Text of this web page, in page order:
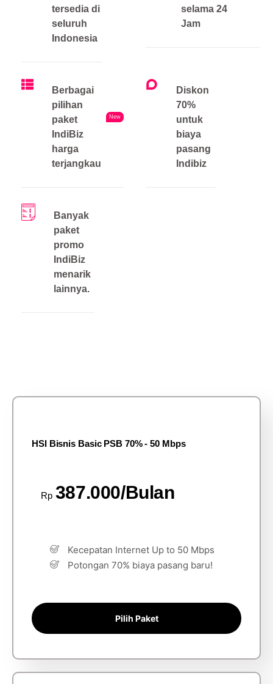
tersedia di
seluruh
Indonesia
selama 24
Jam
Berbagai
pilihan
paket
IndiBiz
harga
terjangkau
New
Diskon
70%
untuk
biaya
pasang
Indibiz
Banyak
paket
promo
IndiBiz
menarik
lainnya.
HSI Bisnis Basic PSB 70% - 50 Mbps
Rp 387.000/Bulan
Kecepatan Internet Up to 50 Mbps
Potongan 70% biaya pasang baru!
Pilih Paket